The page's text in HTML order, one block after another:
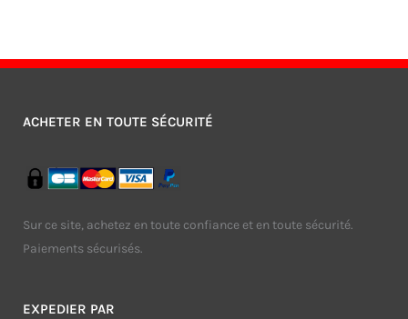
EXPEDIER PAR
ACHETER EN TOUTE SÉCURITÉ
Sur ce site, achetez en toute confiance et en toute sécurité.
Paiements sécurisés.